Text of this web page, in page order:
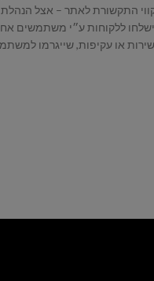
התקשורת לאתר – אצל
ללקוחות ע״י משתמשים
או עקיפות, שייגרמו